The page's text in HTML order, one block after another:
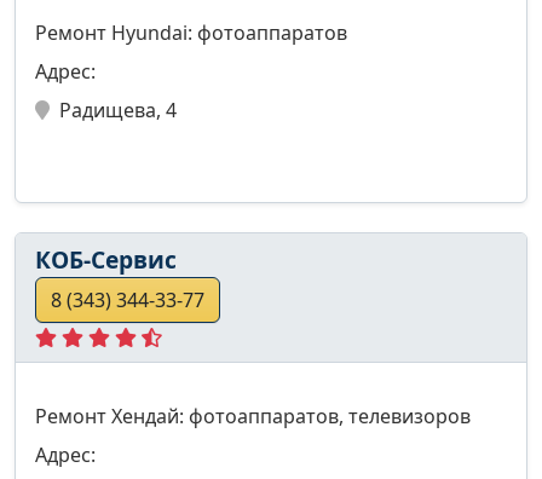
Ремонт Hyundai: фотоаппаратов
Адрес:
Радищева, 4
КОБ-Сервис
8 (343) 344-33-77
Ремонт Хендай: фотоаппаратов, телевизоров
Адрес: